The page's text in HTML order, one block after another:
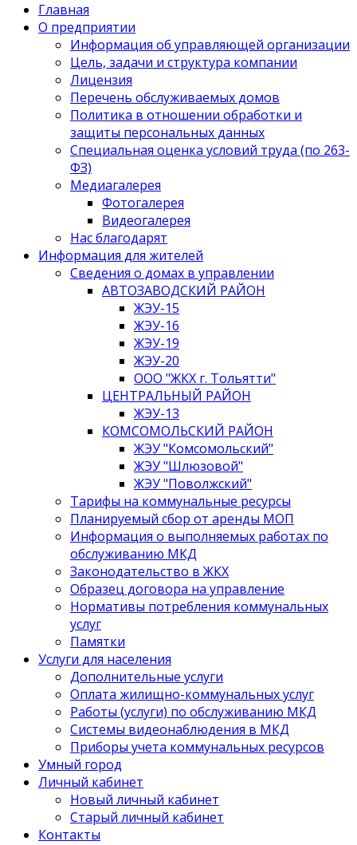
Главная
О предприятии
Информация об управляющей организации
Цель, задачи и структура компании
Лицензия
Перечень обслуживаемых домов
Политика в отношении обработки и
защиты персональных данных
Специальная оценка условий труда (по 263-
ФЗ)
Медиагалерея
Фотогалерея
Видеогалерея
Нас благодарят
Информация для жителей
Сведения о домах в управлении
АВТОЗАВОДСКИЙ РАЙОН
ЖЭУ-15
ЖЭУ-16
ЖЭУ-19
ЖЭУ-20
ООО "ЖКХ г. Тольятти"
ЦЕНТРАЛЬНЫЙ РАЙОН
ЖЭУ-13
КОМСОМОЛЬСКИЙ РАЙОН
ЖЭУ "Комсомольский"
ЖЭУ "Шлюзовой"
ЖЭУ "Поволжский"
Тарифы на коммунальные ресурсы
Планируемый сбор от аренды МОП
Информация о выполняемых работах по
обслуживанию МКД
Законодательство в ЖКХ
Образец договора на управление
Нормативы потребления коммунальных
услуг
Памятки
Услуги для населения
Дополнительные услуги
Оплата жилищно-коммунальных услуг
Работы (услуги) по обслуживанию МКД
Системы видеонаблюдения в МКД
Приборы учета коммунальных ресурсов
Умный город
Личный кабинет
Новый личный кабинет
Старый личный кабинет
Контакты